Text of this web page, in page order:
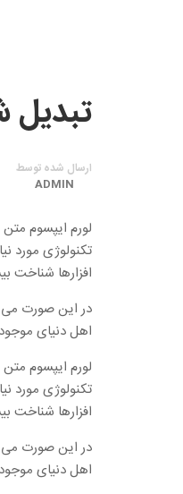
تبدیل
ارسال شده توسط
ADMIN
لورم ایپسوم
تکنولوژی مورد
افزارها شناخت
در این صورت می
اهل دنیای
لورم ایپسوم
تکنولوژی مورد
افزارها شناخت
در این صورت می
اهل دنیای